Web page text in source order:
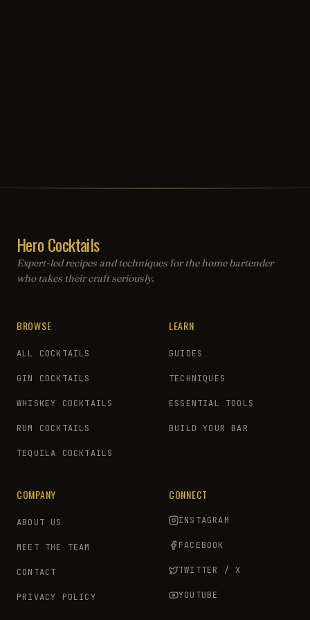
Hero Cocktails
Expert-led recipes and techniques for the home bartender
who takes their craft seriously.
BROWSE
ALL COCKTAILS
GIN COCKTAILS
WHISKEY COCKTAILS
RUM COCKTAILS
TEQUILA COCKTAILS
LEARN
GUIDES
TECHNIQUES
ESSENTIAL TOOLS
BUILD YOUR BAR
COMPANY
ABOUT US
MEET THE TEAM
CONTACT
PRIVACY POLICY
CONNECT
INSTAGRAM
FACEBOOK
TWITTER / X
YOUTUBE